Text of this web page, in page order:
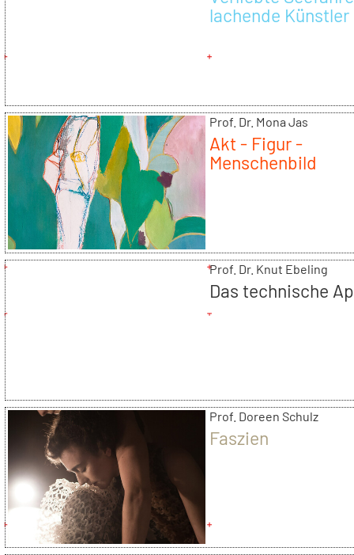
lachende Künstler
Prof. Dr. Mona Jas
Akt - Figur -
Menschenbild
Prof. Dr. Knut Ebeling
Das technische
Prof. Doreen Schulz
Faszien